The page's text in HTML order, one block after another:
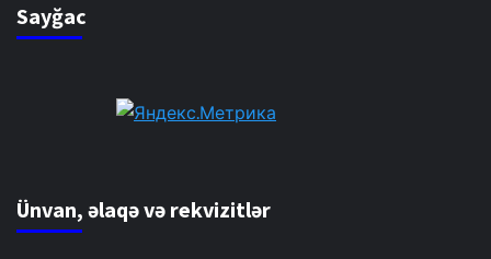
Sayğac
Ünvan, əlaqə və rekvizitlər